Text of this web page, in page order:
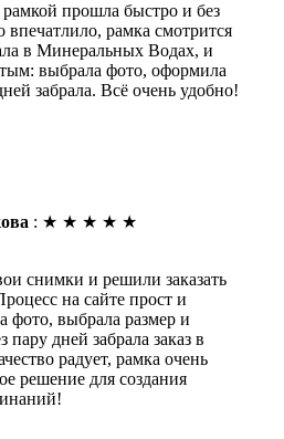
рамкой прошла быстро и без
впечатлило, рамка смотрится
в Минеральных Водах, и
выбрала фото, оформила
забрала. Всё очень удобно!
: ★ ★ ★ ★ ★
снимки и решили заказать
на сайте прост и
фото, выбрала размер и
дней забрала заказ в
радует, рамка очень
решение для создания